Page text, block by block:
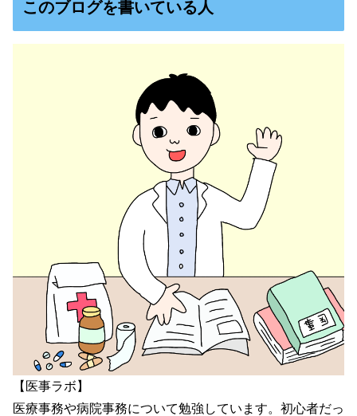
このブログを書いている人
【医事ラボ】
医療事務や病院事務について勉強しています。初心者だっ